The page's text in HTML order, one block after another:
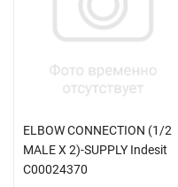
ELBOW CONNECTION (1/2
MALE X 2)-SUPPLY Indesit
C00024370